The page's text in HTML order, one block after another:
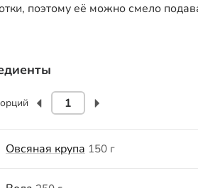
поэтому её можно смело
Овсяная крупа 150 г